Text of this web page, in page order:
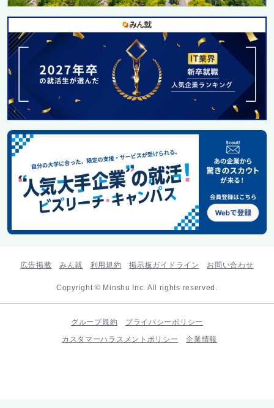
広告掲載 みん就 利用規約 掲示板ガイドライン お問い合わせ
Copyright © Minshu Inc. All rights reserved.
グループ規約
プライバシーポリシー
カスタマーハラスメントポリシー
企業情報